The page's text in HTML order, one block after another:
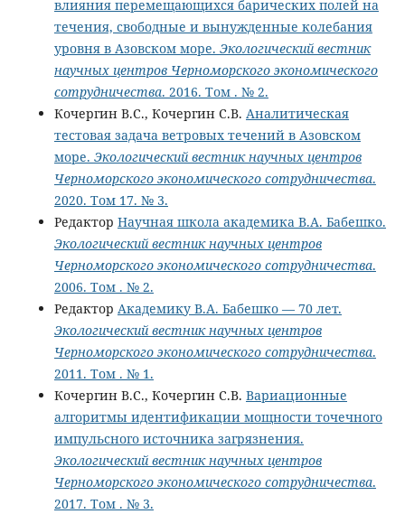
влияния перемещающихся барических полей на
течения, свободные и вынужденные колебания
уровня в Азовском море. Экологический вестник
научных центров Черноморского экономического
сотрудничества. 2016. Том . № 2.
Кочергин В.С., Кочергин С.В. Аналитическая
тестовая задача ветровых течений в Азовском
море. Экологический вестник научных центров
Черноморского экономического сотрудничества.
2020. Том 17. № 3.
Редактор Научная школа академика В.А. Бабешко.
Экологический вестник научных центров
Черноморского экономического сотрудничества.
2006. Том . № 2.
Редактор Академику В.А. Бабешко — 70 лет.
Экологический вестник научных центров
Черноморского экономического сотрудничества.
2011. Том . № 1.
Кочергин В.С., Кочергин С.В. Вариационные
алгоритмы идентификации мощности точечного
импульсного источника загрязнения.
Экологический вестник научных центров
Черноморского экономического сотрудничества.
2017. Том . № 3.